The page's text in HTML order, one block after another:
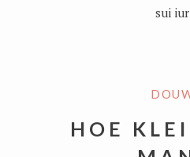
sui
HOE